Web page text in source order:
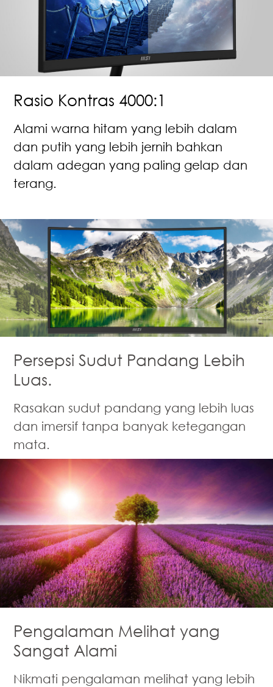
Rasio Kontras 4000:1
Alami warna hitam yang lebih dalam
dan putih yang lebih jernih bahkan
dalam adegan yang paling gelap dan
terang.
Persepsi Sudut Pandang Lebih
Luas.
Rasakan sudut pandang yang lebih luas
dan imersif tanpa banyak ketegangan
mata.
Pengalaman Melihat yang
Sangat Alami
Nikmati pengalaman melihat yang lebih